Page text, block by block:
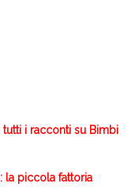
tutti i racconti su Bimbi
la piccola fattoria